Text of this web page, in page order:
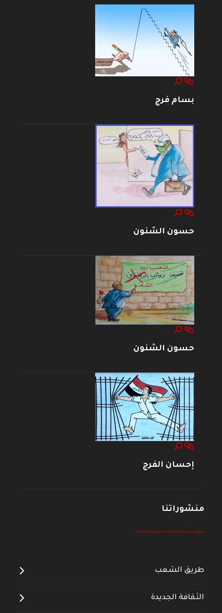
بسام فرج
حسون الشنون
حسون الشنون
إحسان الفرج
منشوراتنا
--------------------
طريق الشعب
الثقافة الجديدة